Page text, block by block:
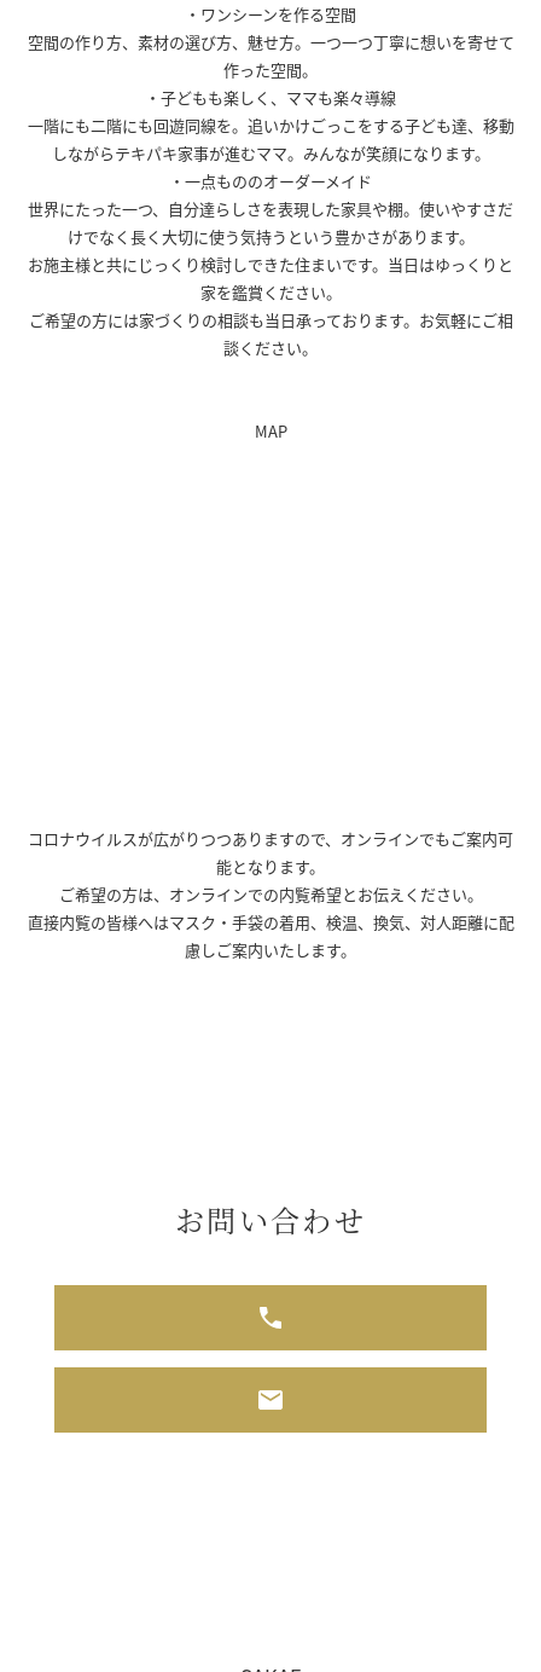
・ワンシーンを作る空間
空間の作り方、素材の選び方、魅せ方。一つ一つ丁寧に想いを寄せて
作った空間。
・子どもも楽しく、ママも楽々導線
一階にも二階にも回遊同線を。追いかけごっこをする子ども達、移動
しながらテキパキ家事が進むママ。みんなが笑顔になります。
・一点もののオーダーメイド
世界にたった一つ、自分達らしさを表現した家具や棚。使いやすさだ
けでなく長く大切に使う気持うという豊かさがあります。
お施主様と共にじっくり検討しできた住まいです。当日はゆっくりと
家を鑑賞ください。
ご希望の方には家づくりの相談も当日承っております。お気軽にご相
談ください。
MAP
コロナウイルスが広がりつつありますので、オンラインでもご案内可
能となります。
ご希望の方は、オンラインでの内覧希望とお伝えください。
直接内覧の皆様へはマスク・手袋の着用、検温、換気、対人距離に配
慮しご案内いたします。
お問い合わせ